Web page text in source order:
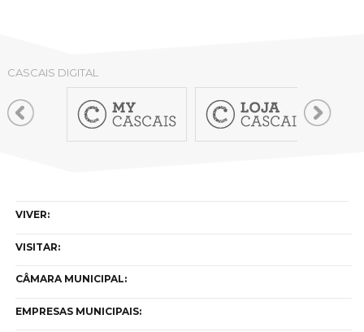
CASCAIS DIGITAL
VIVER:
VISITAR:
CÂMARA MUNICIPAL:
EMPRESAS MUNICIPAIS: